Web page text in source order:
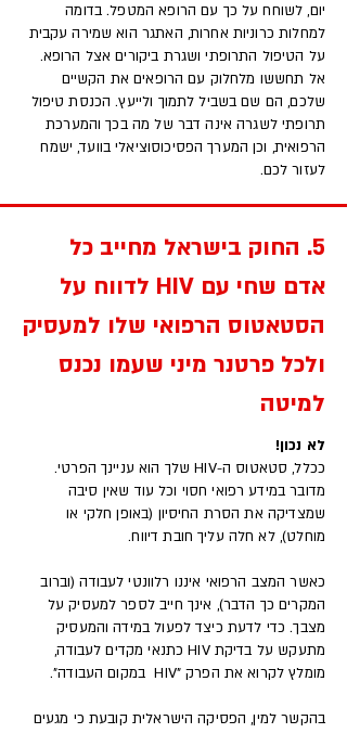
יום, לשוחח על כך עם הרופא המטפל. בדומה
למחלות כרוניות אחרות, האתגר הוא שמירה עקבית
על הטיפול התרופתי ושגרת ביקורים אצל הרופא.
אל תחששו מלחלוק עם הרופאים את הקשיים
שלכם, הם שם בשביל לתמוך ולייעץ. הכנסת טיפול
תרופתי לשגרה אינה דבר של מה בכך והמערכת
הרפואית, וכן המערך הפסיכוסוציאלי בוועד, ישמח
לעזור לכם.
5. החוק בישראל מחייב כל
אדם שחי עם HIV לדווח על
הסטאטוס הרפואי שלו למעסיק
ולכל פרטנר מיני שעמו נכנס
למיטה
לא נכון!
ככלל, סטאטוס ה-HIV שלך הוא עניינך הפרטי.
מדובר במידע רפואי חסוי וכל עוד שאין סיבה
שמצדיקה את הסרת החיסיון (באופן חלקי או
מוחלט), לא חלה עליך חובת דיווח.
כאשר המצב הרפואי איננו רלוונטי לעבודה (וברוב
המקרים כך הדבר), אינך חייב לספר למעסיק על
מצבך. כדי לדעת כיצד לפעול במידה והמעסיק
מתעקש על בדיקת HIV כתנאי מקדים לעבודה,
מומלץ לקרוא את הפרק "HIV במקום העבודה".
בהקשר למין, הפסיקה הישראלית קובעת כי מגעים